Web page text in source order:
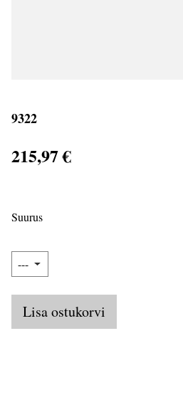
9322
215,97 €
Suurus
Lisa ostukorvi